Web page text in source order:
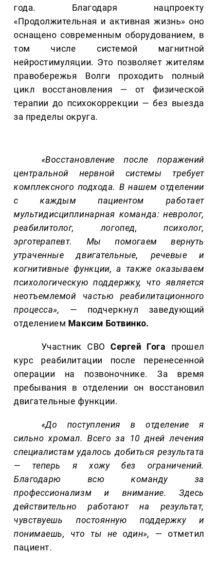
года. Благодаря нацпроекту
«Продолжительная и активная жизнь» оно
оснащено современным оборудованием, в
том числе системой магнитной
нейростимуляции. Это позволяет жителям
правобережья Волги проходить полный
цикл восстановления — от физической
терапии до психокоррекции — без выезда
за пределы округа.
«Восстановление после поражений
центральной нервной системы требует
комплексного подхода. В нашем отделении
с каждым пациентом работает
мультидисциплинарная команда: невролог,
реабилитолог, логопед, психолог,
эрготерапевт. Мы помогаем вернуть
утраченные двигательные, речевые и
когнитивные функции, а также оказываем
психологическую поддержку, что является
неотъемлемой частью реабилитационного
процесса»,
— подчеркнул заведующий
отделением Максим Ботвинко.
Участник СВО Сергей Гога прошел
курс реабилитации после перенесенной
операции на позвоночнике. За время
пребывания в отделении он восстановил
двигательные функции.
«До поступления в отделение я
сильно хромал. Всего за 10 дней лечения
специалистам удалось добиться результата
— теперь я хожу без ограничений.
Благодарю всю команду за
профессионализм и внимание. Здесь
действительно работают на результат,
чувствуешь постоянную поддержку и
понимаешь, что ты не один», — отметил
пациент.